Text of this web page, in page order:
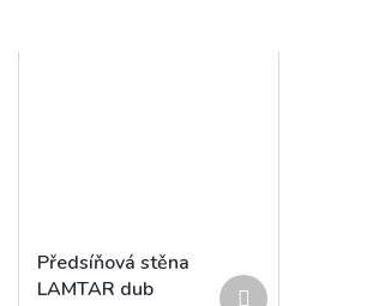
Předsíňová stěna
LAMTAR dub
Další